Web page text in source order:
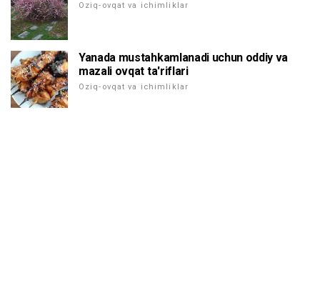
Oziq-ovqat va ichimliklar
Yanada mustahkamlanadi uchun oddiy va
mazali ovqat ta'riflari
Oziq-ovqat va ichimliklar